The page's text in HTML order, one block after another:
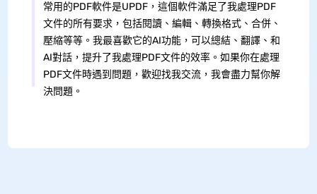
常用的PDF軟件是UPDF，這個軟件滿足了我處理PDF
文件的所有要求，包括閱讀、編輯、轉換格式、合併、
壓縮等等。我最喜歡它的AI功能，可以總結、翻譯、和
AI對話，提升了我處理PDF文件的效率。如果你在處理
PDF文件時遇到問題，歡迎找我交流，我會盡力幫你解
決問題。